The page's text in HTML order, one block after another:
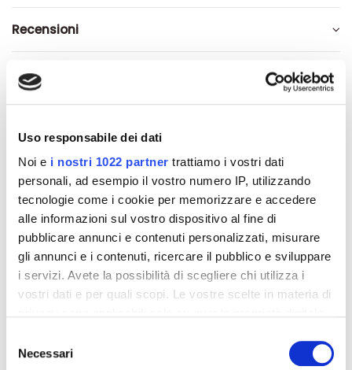
Uso responsabile dei dati
Noi e i nostri 1022 partner trattiamo i vostri dati
personali, ad esempio il vostro numero IP, utilizzando
tecnologie come i cookie per memorizzare e accedere
alle informazioni sul vostro dispositivo al fine di
pubblicare annunci e contenuti personalizzati, misurare
gli annunci e i contenuti, ricercare il pubblico e sviluppare
i servizi. Avete la possibilità di scegliere chi utilizza i
vostri dati e per quali scopi. Le vostre scelte in materia di
modificare o revocare il proprio consenso in qualsiasi
delNecessari
Recensioni
Altri prodotti che potrebbero
interessarti